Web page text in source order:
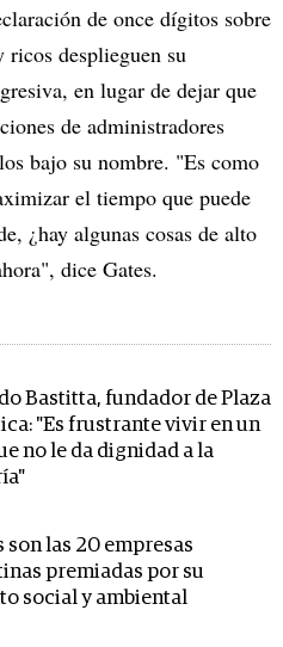
de once dígitos sobre
ricos desplieguen su
en lugar de dejar que
de administradores
bajo su nombre. "Es como
el tiempo que puede
¿hay algunas cosas de alto
dice Gates.
Bastitta, fundador de Plaza
"Es frustrante vivir en un
no le da dignidad a la
son las 20 empresas
premiadas por su
social y ambiental